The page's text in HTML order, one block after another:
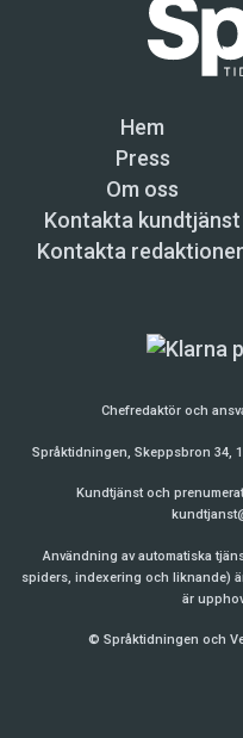
Hem
Press
Om oss
Kontakta kundtjänst
Kontakta
Chefredaktör och
Språktidningen, Skeppsbron 34,
Kundtjänst och
Användning av automatiska
spiders, indexering och liknande)
är
© Språktidningen och